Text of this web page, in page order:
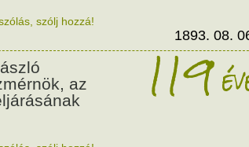
szólj hozzá!
1893. 08.
az
119